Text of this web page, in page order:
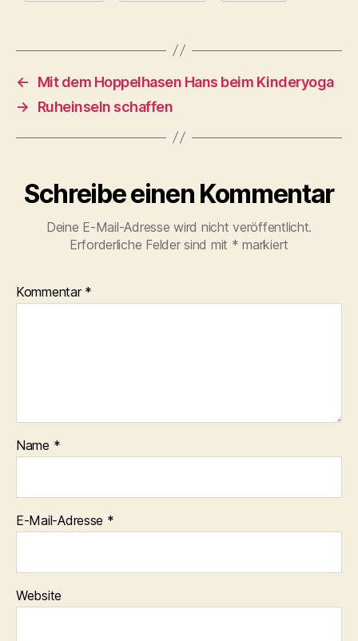
←
Mit dem Hoppelhasen Hans beim Kinderyoga
→
Ruheinseln schaffen
Schreibe einen Kommentar
Deine E-Mail-Adresse wird nicht veröffentlicht.
Erforderliche Felder sind mit * markiert
Kommentar *
Name *
E-Mail-Adresse *
Website